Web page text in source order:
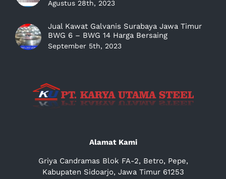
Agustus 28th, 2023
Jual Kawat Galvanis Surabaya Jawa Timur
BWG 6 – BWG 14 Harga Bersaing
September 5th, 2023
Alamat Kami
Griya Candramas Blok FA-2, Betro, Pepe,
Kabupaten Sidoarjo, Jawa Timur 61253